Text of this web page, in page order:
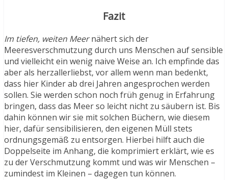
Fazit
Im tiefen, weiten Meernähert sich der
Meeresverschmutzung durch uns Menschen auf sensible
und vielleicht ein wenig naive Weise an. Ich empfinde das
aber als herzallerliebst, vor allem wenn man bedenkt,
dass hier Kinder ab drei Jahren angesprochen werden
sollen. Sie werden schon noch früh genug in Erfahrung
bringen, dass das Meer so leicht nicht zu säubern ist. Bis
dahin können wir sie mit solchen Büchern, wie diesem
hier, dafür sensibilisieren, den eigenen Müll stets
ordnungsgemäß zu entsorgen. Hierbei hilft auch die
Doppelseite im Anhang, die komprimiert erklärt, wie es
zu der Verschmutzung kommt und was wir Menschen –
zumindest im Kleinen – dagegen tun können.